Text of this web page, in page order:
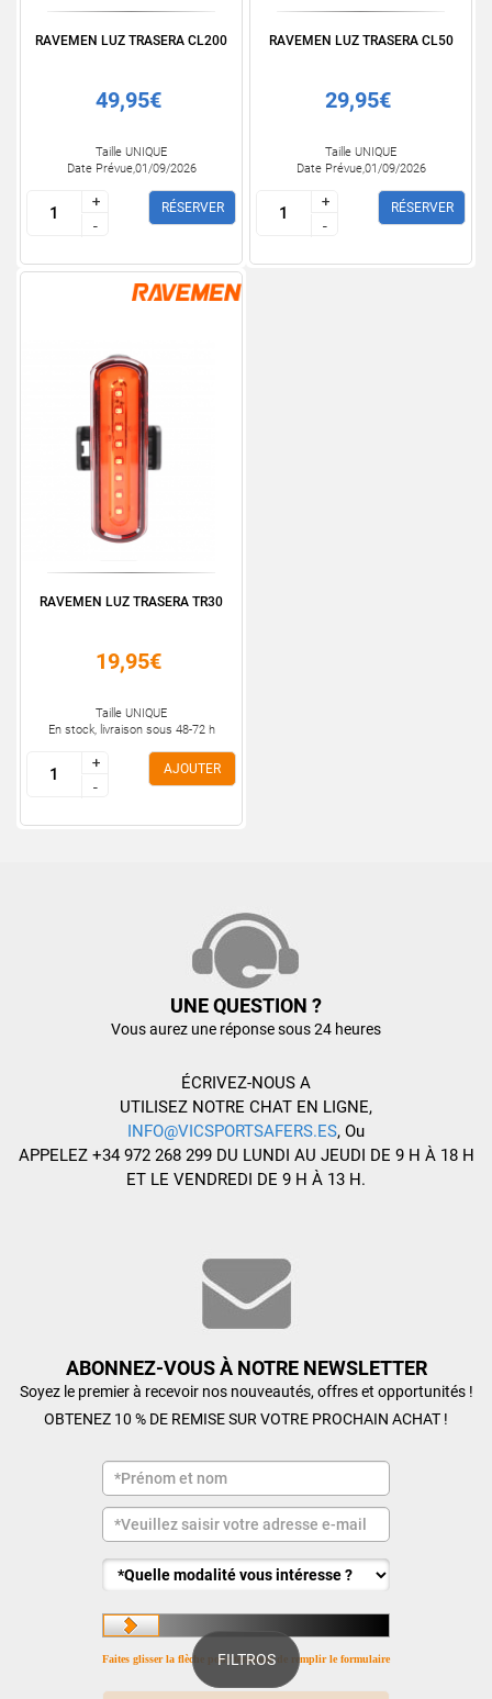
FILTROS
RAVEMEN LUZ TRASERA CL200
49,95€
Taille UNIQUE
Date Prévue,01/09/2026
+
-
+
-
RÉSERVER
RAVEMEN LUZ TRASERA CL50
29,95€
Taille UNIQUE
Date Prévue,01/09/2026
+
-
+
-
RÉSERVER
RAVEMEN LUZ TRASERA TR30
19,95€
Taille UNIQUE
En stock, livraison sous 48-72 h
+
-
+
-
AJOUTER
UNE QUESTION ?
Vous aurez une réponse sous 24 heures
ÉCRIVEZ-NOUS A
UTILISEZ NOTRE CHAT EN LIGNE,
INFO@VICSPORTSAFERS.ES, Ou
APPELEZ +34 972 268 299 DU LUNDI AU JEUDI DE 9 H À 18 H
ET LE VENDREDI DE 9 H À 13 H.
ABONNEZ-VOUS À NOTRE NEWSLETTER
Soyez le premier à recevoir nos nouveautés, offres et opportunités !
OBTENEZ 10 % DE REMISE SUR VOTRE PROCHAIN ACHAT !
Faites glisser la flèche pour terminer de remplir le formulaire